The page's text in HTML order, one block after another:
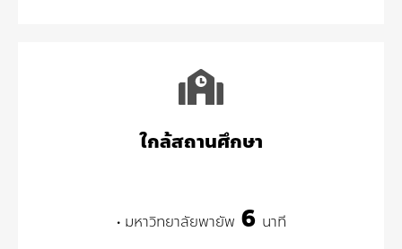
ใกล้สถานศึกษา
• มหาวิทยาลัยพายัพ 6 นาที